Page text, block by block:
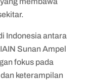
Indonesia antara
Sunan Ampel
fokus pada
keterampilan